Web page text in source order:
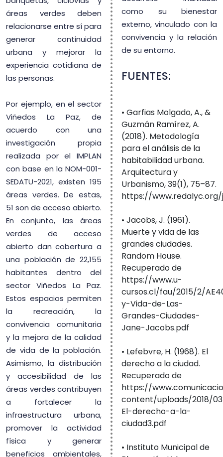
áreas verdes deben
relacionarse entre sí para
generar continuidad
urbana y mejorar la
experiencia cotidiana de
las personas.
Por ejemplo, en el sector
Viñedos La Paz, de
acuerdo con una
investigación propia
realizada por el IMPLAN
con base en la NOM-001-
SEDATU-2021, existen 195
áreas verdes. De estas,
51 son de acceso abierto.
En conjunto, las áreas
verdes de acceso
abierto dan cobertura a
una población de 22,155
habitantes dentro del
sector Viñedos La Paz.
Estos espacios permiten
la recreación, la
convivencia comunitaria
y la mejora de la calidad
de vida de la población.
Asimismo, la distribución
y accesibilidad de las
áreas verdes contribuyen
a fortalecer la
infraestructura urbana,
promover la actividad
física y generar
beneficios ambientales,
como su bienestar
externo, vinculado con la
convivencia y la relación
de su entorno.
FUENTES:
• Garfias Molgado, A., &
Guzmán Ramírez, A.
(2018). Metodología
para el análisis de la
habitabilidad urbana.
Arquitectura y
Urbanismo, 39(1), 75–87.
https://
• Jacobs, J. (1961).
Muerte y vida de las
grandes ciudades.
Random House.
Recuperado de
https://www.u-
cursos.cl/fau/2015/2/
y-Vida-de-Las-
Grandes-Ciudades-
Jane-Jacobs.pdf
• Lefebvre, H. (1968). El
derecho a la ciudad.
Recuperado de
https://
content/uploads/2018/
El-derecho-a-la-
ciudad3.pdf
• Instituto Municipal de